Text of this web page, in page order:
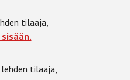
tilaaja,
tilaaja,